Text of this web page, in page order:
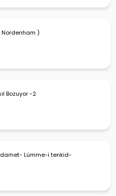
Nordenham )
Bozuyor -2
Lümme-i tenkid-